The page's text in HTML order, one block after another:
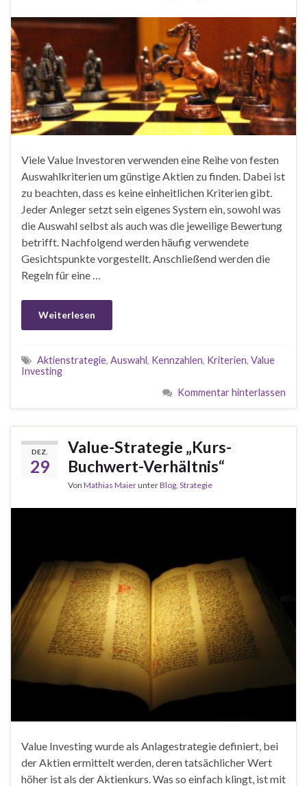
Viele Value Investoren verwenden eine Reihe von festen
Auswahlkriterien um günstige Aktien zu finden. Dabei ist
zu beachten, dass es keine einheitlichen Kriterien gibt.
Jeder Anleger setzt sein eigenes System ein, sowohl was
die Auswahl selbst als auch was die jeweilige Bewertung
betrifft. Nachfolgend werden häufig verwendete
Gesichtspunkte vorgestellt. Anschließend werden die
Regeln für eine …
Weiterlesen
Aktienstrategie, Auswahl, Kennzahlen, Kriterien, Value
Investing
Kommentar hinterlassen
DEZ.
29
Value-Strategie „Kurs-
Buchwert-Verhältnis“
Von Mathias MaierunterBlog Strategie
Value Investing wurde als Anlagestrategie definiert, bei
der Aktien ermittelt werden, deren tatsächlicher Wert
höher ist als der Aktienkurs. Was so einfach klingt, ist mit